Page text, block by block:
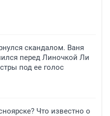
скандалом. Ваня
перед Линочкой Ли
под ее голос
Что известно о